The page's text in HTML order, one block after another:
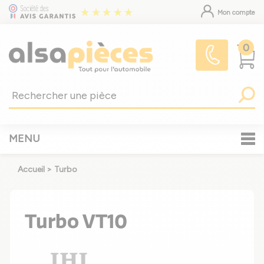
Mon compte
0
MENU
Accueil > Turbo
Turbo VT10